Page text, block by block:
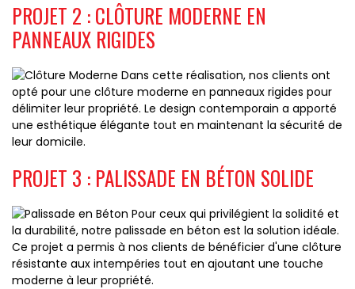
PROJET 2 : CLÔTURE MODERNE EN
PANNEAUX RIGIDES
Dans cette réalisation, nos clients ont
opté pour une clôture moderne en panneaux rigides pour
délimiter leur propriété. Le design contemporain a apporté
une esthétique élégante tout en maintenant la sécurité de
leur domicile.
PROJET 3 : PALISSADE EN BÉTON SOLIDE
Pour ceux qui privilégient la solidité et
la durabilité, notre palissade en béton est la solution idéale.
Ce projet a permis à nos clients de bénéficier d'une clôture
résistante aux intempéries tout en ajoutant une touche
moderne à leur propriété.